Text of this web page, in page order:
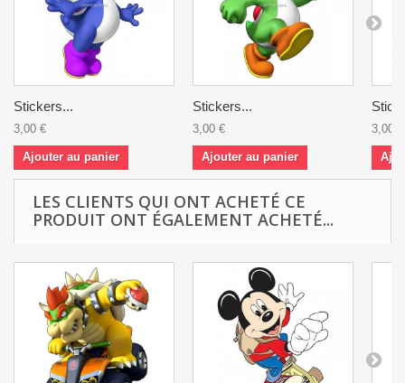
Stickers...
3,00 €
Ajouter au panier
Stickers...
3,00 €
Ajouter au panier
3,00 €
LES CLIENTS QUI ONT ACHETÉ CE
PRODUIT ONT ÉGALEMENT ACHETÉ...